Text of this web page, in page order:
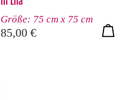
Größe: 75 cm x 75 cm
85,00 €